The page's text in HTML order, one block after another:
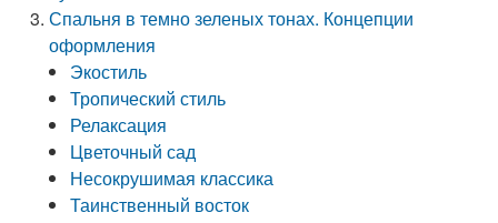
Спальня в темно зеленых тонах. Концепции
оформления
Экостиль
Тропический стиль
Релаксация
Цветочный сад
Несокрушимая классика
Таинственный восток